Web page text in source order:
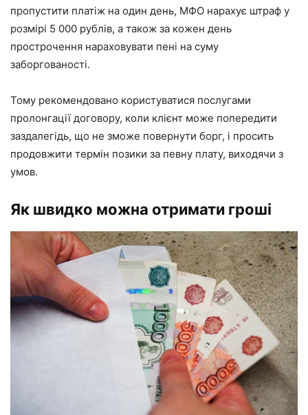
пропустити платіж на один день, МФО нарахує штраф у
розмірі 5 000 рублів, а також за кожен день
прострочення нараховувати пені на суму
заборгованості.
Тому рекомендовано користуватися послугами
пролонгації договору, коли клієнт може попередити
заздалегідь, що не зможе повернути борг, і просить
продовжити термін позики за певну плату, виходячи з
умов.
Як швидко можна отримати гроші